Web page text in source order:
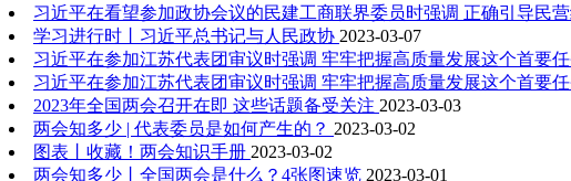
习近平在看望参加政协会议的民建工商联界委员时强调 正确引导民
学习进行时丨习近平总书记与人民政协 2023-03-07
习近平在参加江苏代表团审议时强调 牢牢把握高质量发展这个首要
习近平在参加江苏代表团审议时强调 牢牢把握高质量发展这个首要
2023年全国两会召开在即 这些话题备受关注 2023-03-03
两会知多少 | 代表委员是如何产生的？ 2023-03-02
图表丨收藏！两会知识手册 2023-03-02
两会知多少丨全国两会是什么？4张图速览 2023-03-01